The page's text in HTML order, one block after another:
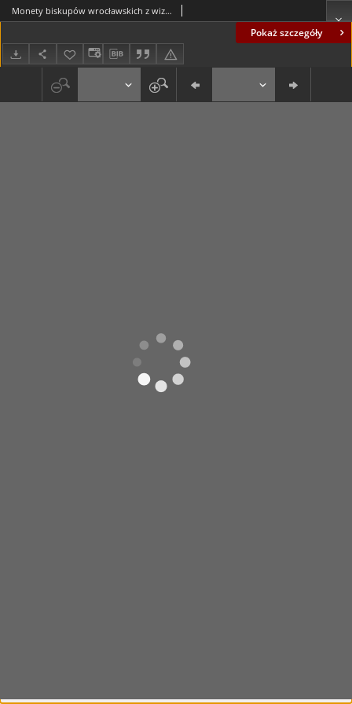
Pokaż szczegóły
Monety biskupów wrocławskich z wizerunkami świętego Jana Chrzciciela